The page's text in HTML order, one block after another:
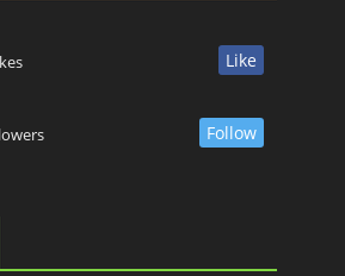
Like
Follow